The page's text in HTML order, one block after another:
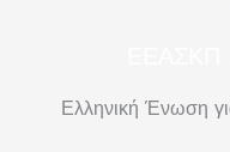
Ελληνική Ένωση